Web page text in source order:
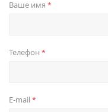
Ваше имя *
Телефон *
E-mail *